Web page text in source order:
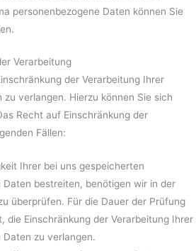
personenbezogene Daten können Sie
Verarbeitung
der Verarbeitung Ihrer
zu verlangen. Hierzu können Sie sich
Recht auf Einschränkung der
Fällen:
Ihrer bei uns gespeicherten
Daten bestreiten, benötigen wir in der
überprüfen. Für die Dauer der Prüfung
die Einschränkung der Verarbeitung Ihrer
Daten zu verlangen.